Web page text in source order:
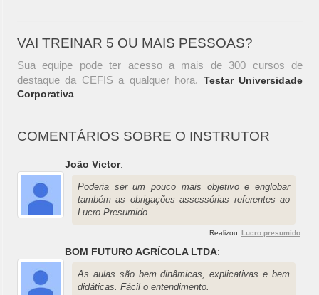
VAI TREINAR 5 OU MAIS PESSOAS?
Sua equipe pode ter acesso a mais de 300 cursos de
destaque da CEFIS a qualquer hora. Testar Universidade
Corporativa
COMENTÁRIOS SOBRE O INSTRUTOR
João Victor:
Poderia ser um pouco mais objetivo e englobar
também as obrigações assessórias referentes ao
Lucro Presumido
Realizou Lucro presumido
BOM FUTURO AGRÍCOLA LTDA:
As aulas são bem dinâmicas, explicativas e bem
didáticas. Fácil o entendimento.